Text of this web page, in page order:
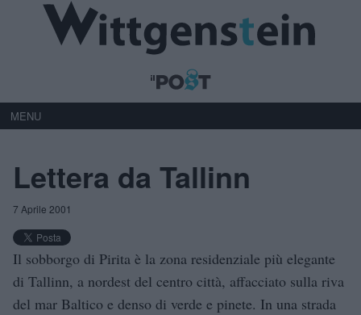
MENU
Lettera da Tallinn
7 Aprile 2001
Il sobborgo di Pirita è la zona residenziale più elegante
di Tallinn, a nordest del centro città, affacciato sulla riva
del mar Baltico e denso di verde e pinete. In una strada